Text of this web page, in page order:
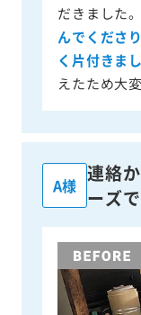
だきました。
んでくださ
く片付きまし
えたため大
A様
連絡
ーズ